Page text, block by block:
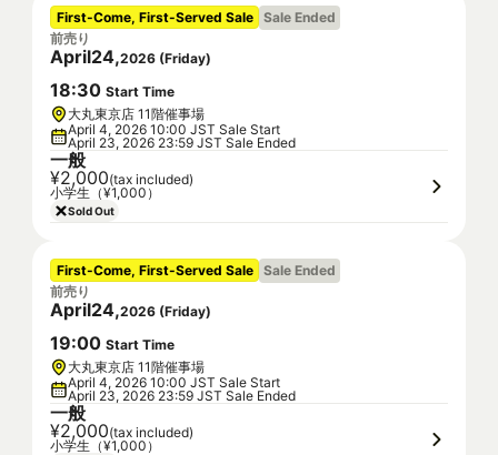
First-Come, First-Served Sale Sale Ended
前売り
April24,2026 (Friday)
18:30 Start Time
大丸東京店 11階催事場
April 4, 2026 10:00 JST Sale Start
April 23, 2026 23:59 JST Sale Ended
一般
¥2,000(tax included)
小学生（¥1,000）
Sold Out
First-Come, First-Served Sale Sale Ended
前売り
April24,2026 (Friday)
19:00 Start Time
大丸東京店 11階催事場
April 4, 2026 10:00 JST Sale Start
April 23, 2026 23:59 JST Sale Ended
一般
¥2,000(tax included)
小学生（¥1,000）